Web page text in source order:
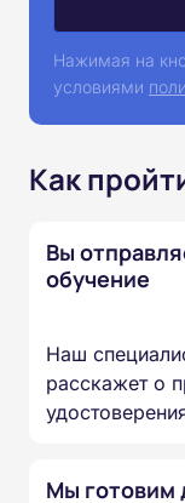
Нажимая на
условиями
Как
Вы
обучение
Наш
расскажет о
Мы готовим